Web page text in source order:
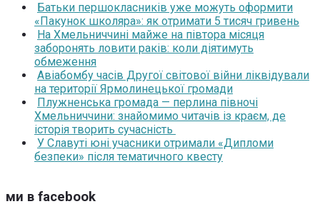
Батьки першокласників уже можуть оформити
«Пакунок школяра»: як отримати 5 тисяч гривень
На Хмельниччині майже на півтора місяця
заборонять ловити раків: коли діятимуть
обмеження
Авіабомбу часів Другої світової війни ліквідували
на території Ярмолинецької громади
Плужненська громада — перлина півночі
Хмельниччини: знайомимо читачів із краєм, де
історія творить сучасність
У Славуті юні учасники отримали «Дипломи
безпеки» після тематичного квесту
ми в facebook